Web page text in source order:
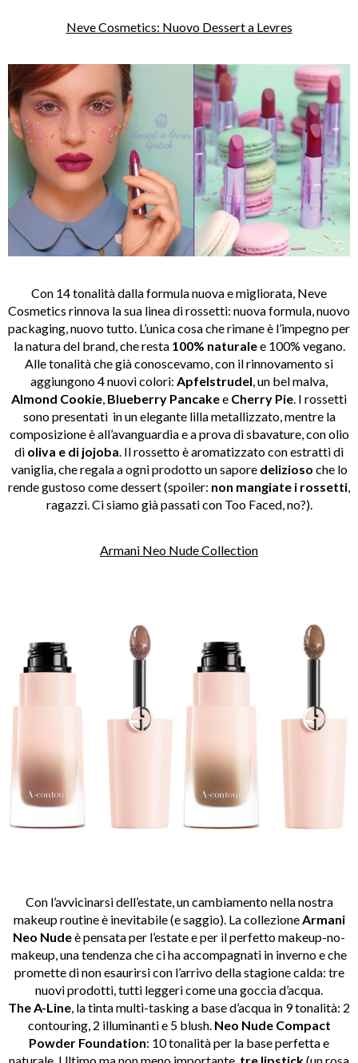
Neve Cosmetics: Nuovo Dessert a Levres
Con 14 tonalità dalla formula nuova e migliorata, Neve
Cosmetics rinnova la sua linea di rossetti: nuova formula, nuovo
packaging, nuovo tutto. L’unica cosa che rimane è l’impegno per
la natura del brand, che resta 100% naturalee 100% vegano.
Alle tonalità che già conoscevamo, con il rinnovamento si
aggiungono 4 nuovi colori: Apfelstrudel, un bel malva,
Almond Cookie, Blueberry Pancakee Cherry Pie. I rossetti
sono presentati in un elegante lilla metallizzato, mentre la
composizione è all’avanguardia e a prova di sbavature, con olio
di oliva e di jojoba. Il rossetto è aromatizzato con estratti di
vaniglia, che regala a ogni prodotto un sapore delizioso che lo
rende gustoso come dessert (spoiler: non mangiate i rossetti,
ragazzi. Ci siamo già passati con Too Faced, no?).
Armani Neo Nude Collection
Con l’avvicinarsi dell’estate, un cambiamento nella nostra
makeup routine è inevitabile (e saggio). La collezione Armani
Neo Nudeè pensata per l’estate e per il perfetto makeup-no-
makeup, una tendenza che ci ha accompagnati in inverno e che
promette di non esaurirsi con l’arrivo della stagione calda: tre
nuovi prodotti, tutti leggeri come una goccia d’acqua.
The A-Line , la tinta multi-tasking a base d’acqua in 9 tonalità: 2
contouring, 2 illuminanti e 5 blush. Neo Nude Compact
Powder Foundation: 10 tonalità per la base perfetta e
naturale. Ultimo ma non meno importante, tre lipstick(un rosa